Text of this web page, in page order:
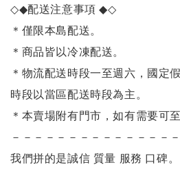
◇◆配送注意事項◆◇
＊僅限本島配送。
＊商品皆以冷凍配送。
＊物流配送時段一至週六，國定
時段以當區配送時段為主。
＊本賣場附有門市，如有需要可
－－－－－－－－－－－－－－
我們拼的是誠信 質量 服務 口碑。